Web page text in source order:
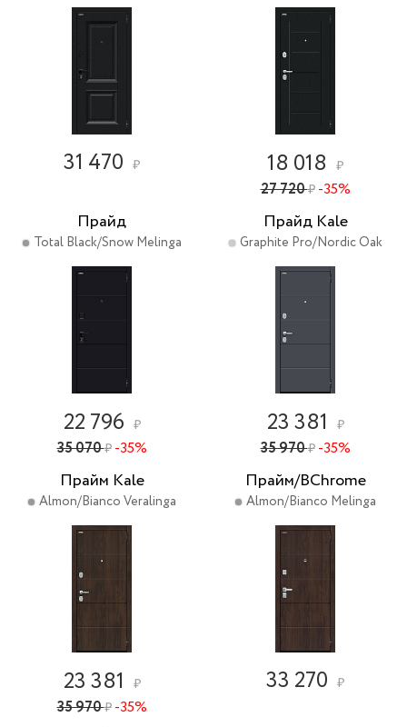
31 470 ₽ 18 018 ₽
27 720₽ -35%
Прайд
Total Black/Snow Melinga
22 796 ₽
35 070₽ -35%
Прайд Kale
Graphite Pro/Nordic Oak
23 381 ₽
35 970₽ -35%
Прайм Kale
Almon/Bianco Veralinga
23 381 ₽
35 970₽ -35%
Прайм/BChrome
Almon/Bianco Melinga
33 270 ₽